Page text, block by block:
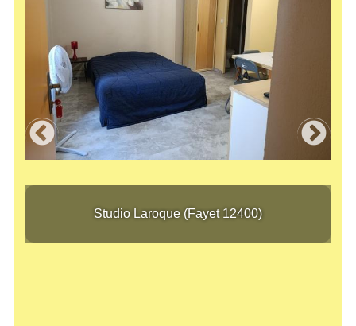
Studio Laroque (Fayet 12400)
Studio Laroque (Fayet 12400)